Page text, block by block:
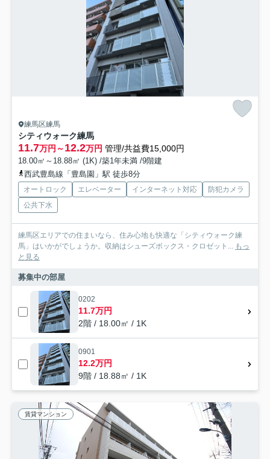
練馬区練馬
シティウォーク練馬
11.7万円～12.2万円 管理/共益費15,000円
18.00㎡～18.88㎡ (1K) /築1年未満 /9階建
西武豊島線「豊島園」駅 徒歩8分
オートロック エレベーター インターネット対応
防犯カメラ
公共下水
練馬区エリアでの住まいなら、住み心地も快適な「シティウォーク練
馬」はいかがでしょうか。収納はシューズボックス・クロゼット... もっ
と見る
募集中の部屋
0202
11.7万円
2階 / 18.00㎡ / 1K
0901
12.2万円
9階 / 18.88㎡ / 1K
賃貸マンション